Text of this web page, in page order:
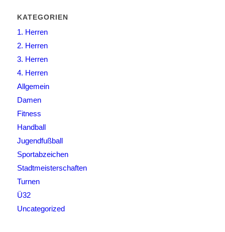
KATEGORIEN
1. Herren
2. Herren
3. Herren
4. Herren
Allgemein
Damen
Fitness
Handball
Jugendfußball
Sportabzeichen
Stadtmeisterschaften
Turnen
Ü32
Uncategorized